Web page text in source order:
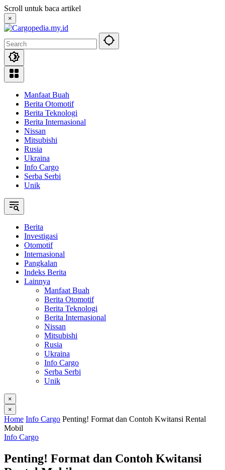
Skip
to
content
Scroll untuk baca artikel
×
Manfaat Buah
Berita Otomotif
Berita Teknologi
Berita Internasional
Nissan
Mitsubishi
Rusia
Ukraina
Info Cargo
Serba Serbi
Unik
Berita
Investigasi
Otomotif
Internasional
Pangkalan
Indeks Berita
Lainnya
Manfaat Buah
Berita Otomotif
Berita Teknologi
Berita Internasional
Nissan
Mitsubishi
Rusia
Ukraina
Info Cargo
Serba Serbi
Unik
×
×
Home Info Cargo Penting! Format dan Contoh Kwitansi Rental
Mobil
Info Cargo
Penting! Format dan Contoh Kwitansi